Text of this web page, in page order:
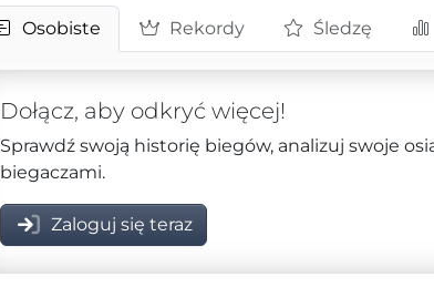
Osobiste Rekordy Śledzę
Dołącz, aby odkryć więcej!
Sprawdź swoją historię biegów, analizuj swoje
biegaczami.
Zaloguj się teraz